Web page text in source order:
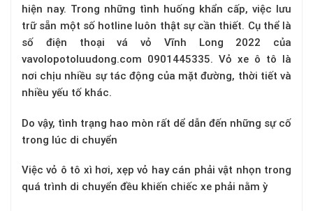
hiện nay. Trong những tình huống khẩn cấp, việc lưu
trữ sẵn một số hotline luôn thật sự cần thiết. Cụ thể là
số điện thoại vá vỏ Vĩnh Long 2022 của
vavolopotoluudong.com 0901445335. Vỏ xe ô tô là
nơi chịu nhiều sự tác động của mặt đường, thời tiết và
nhiều yếu tố khác.
Do vậy, tình trạng hao mòn rất dể dẫn đến những sự cố
trong lúc di chuyển
Việc vỏ ô tô xì hơi, xẹp vỏ hay cán phải vật nhọn trong
quá trình di chuyển đều khiến chiếc xe phải nằm ỳ